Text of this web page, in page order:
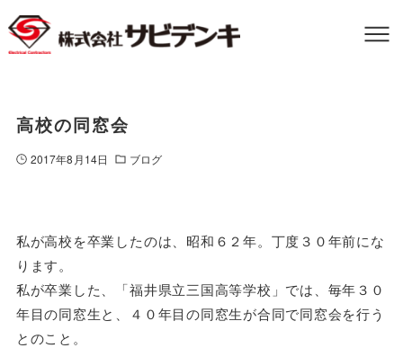
高校の同窓会
2017年8月14日 ブログ
私が高校を卒業したのは、昭和６２年。丁度３０年前にな
ります。
私が卒業した、「福井県立三国高等学校」では、毎年３０
年目の同窓生と、４０年目の同窓生が合同で同窓会を行う
とのこと。